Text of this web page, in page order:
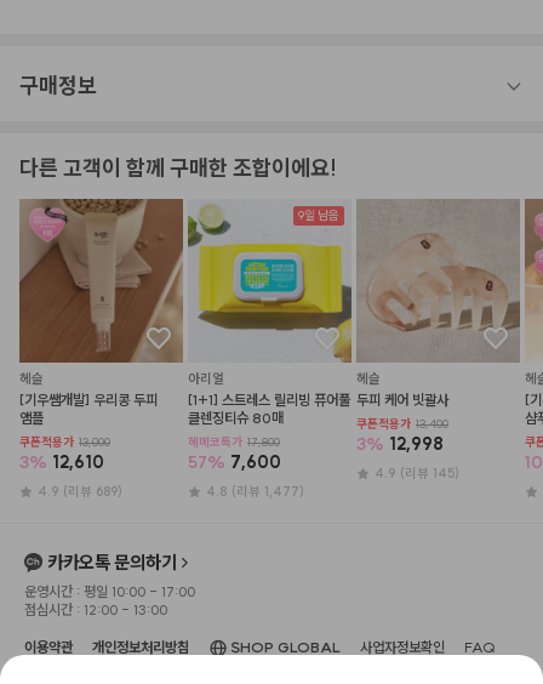
구매정보
다른 고객이 함께 구매한 조합이에요!
헤슬
[기우쌤개발] 우리콩 두피
앰플
쿠폰적용가 13,000
3% 12,610
4.9 (리뷰 689)
9일 남음
아리얼
[1+1] 스트레스 릴리빙 퓨어풀
클렌징티슈 80매
헤메코특가 17,800
57% 7,600
4.8 (리뷰 1,477)
헤슬
두피 케어 빗괄사
쿠폰적용가 13,400
3% 12,998
4.9 (리뷰 145)
헤
[
샴
쿠
10
카카오톡 문의하기
운영시간 : 평일 10:00 - 17:00
점심시간 : 12:00 - 13:00
이용약관 개인정보처리방침 SHOP GLOBAL 사업자정보확인 FAQ